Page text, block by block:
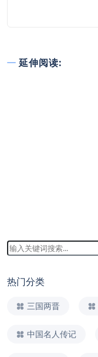
延伸阅读:
热门分类
三国两晋
中国名人传记